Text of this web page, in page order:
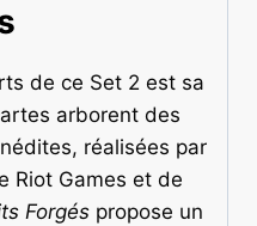
de ce Set 2 est sa
arborent des
réalisées par
Riot Games et de
Forgés propose un